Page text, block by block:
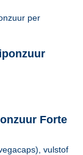
per
Forte
vulstof